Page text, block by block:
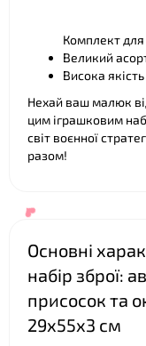
Комплект для
Великий
Висока
Нехай ваш малюк
цим іграшковим
світ воєнної
разом!
Основні
набір зброї:
присосок та
29х55х3 см